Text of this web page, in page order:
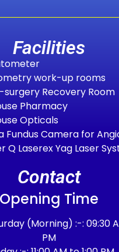
Facilities
work-up rooms
surgery Recovery Room
Pharmacy
Opticals
Fundus Camera for
Q Laserex Yag Laser
Contact
Opening Time
(Morning) :-: 09:30
PM